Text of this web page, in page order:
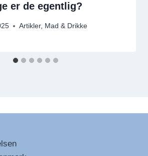
er de egentlig?
Artikler, Mad & Drikke